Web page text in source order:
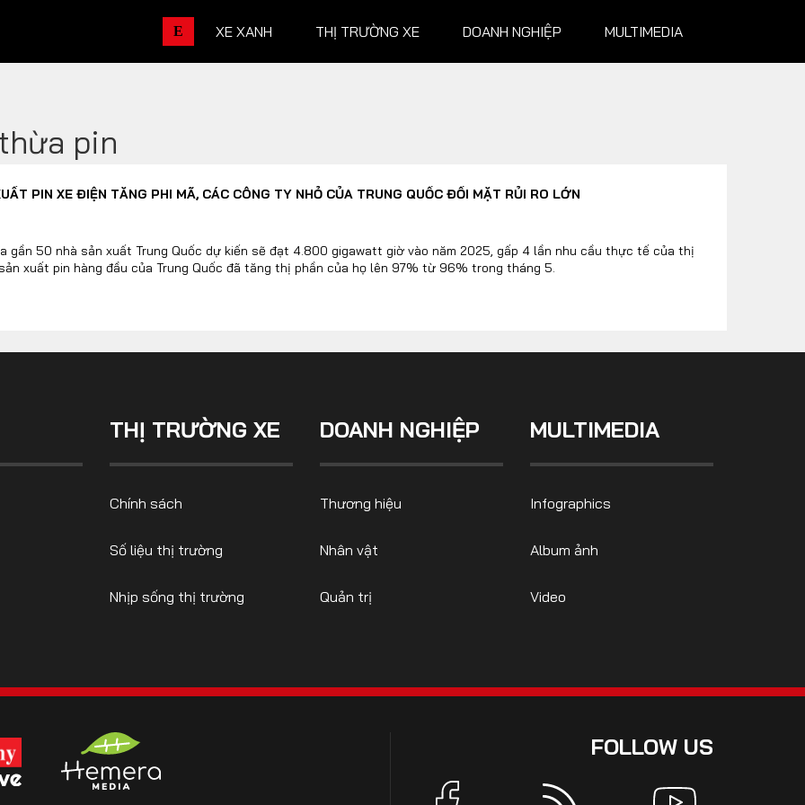
E XE XANH THỊ TRƯỜNG XE DOANH NGHIỆP MULTIMEDIA
THỊ TRƯỜNG XE
Số liệu thị trường
Nhịp sống thị trường
Nhân vật
Quản trị
Album ảnh
Video
CONTACT US
ngocvu.vneconomy@gmail.com
pin
PIN XE ĐIỆN TĂNG PHI MÃ, CÁC CÔNG TY NHỎ CỦA TRUNG QUỐC ĐỐI MẶT RỦI RO LỚN
gần 50 nhà sản xuất Trung Quốc dự kiến sẽ đạt 4.800 gigawatt giờ vào năm 2025, gấp 4 lần nhu cầu thực tế của thị
xuất pin hàng đầu của Trung Quốc đã tăng thị phần của họ lên 97% từ 96% trong tháng 5.
THỊ TRƯỜNG XE
Chính sách
Số liệu thị trường
Nhịp sống thị trường
DOANH NGHIỆP
Thương hiệu
Nhân vật
Quản trị
MULTIMEDIA
Infographics
Album ảnh
Video
FOLLOW US